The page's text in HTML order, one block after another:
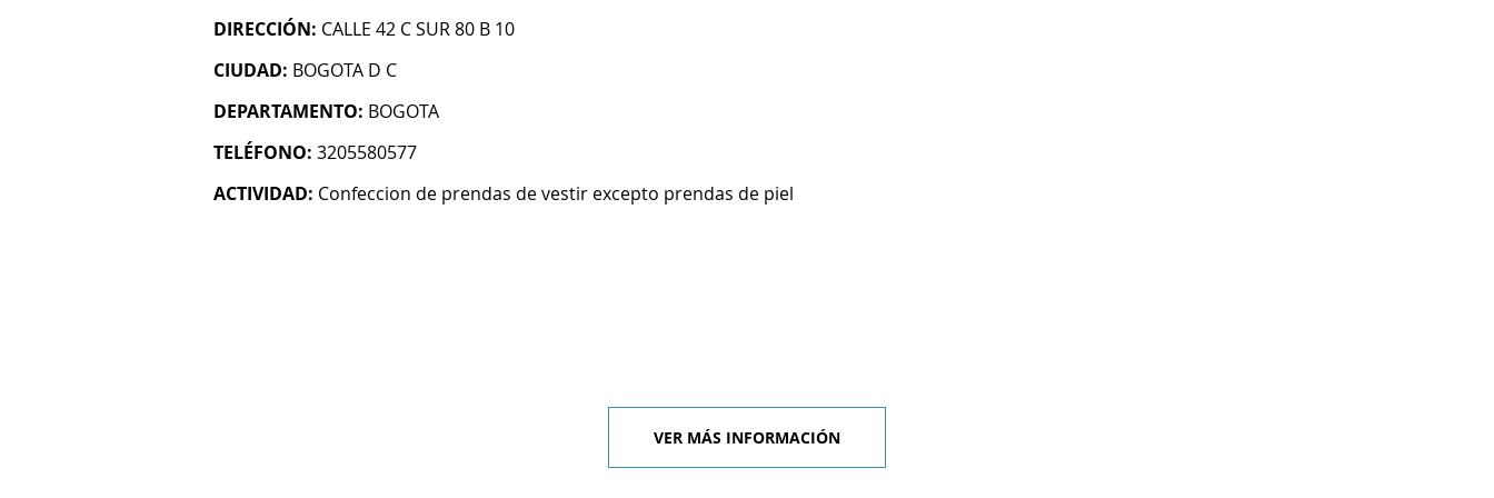
DIRECCIÓN: CALLE 42 C SUR 80 B 10
CIUDAD: BOGOTA D C
DEPARTAMENTO: BOGOTA
TELÉFONO: 3205580577
ACTIVIDAD: Confeccion de prendas de vestir excepto prendas de piel
VER MÁS INFORMACIÓN